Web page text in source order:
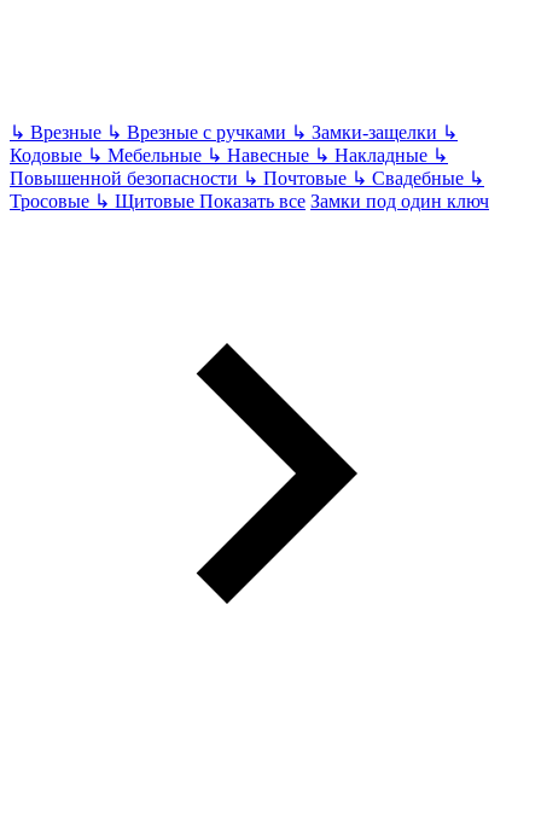
↳ Врезные ↳ Врезные с ручками ↳ Замки-защелки ↳
Кодовые ↳ Мебельные ↳ Навесные ↳ Накладные ↳
Повышенной безопасности ↳ Почтовые ↳ Свадебные ↳
Тросовые ↳ Щитовые Показать все Замки под один ключ